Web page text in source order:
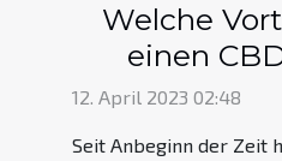
Welche
einen
12. April 2023 02:48
Seit Anbeginn der Zeit